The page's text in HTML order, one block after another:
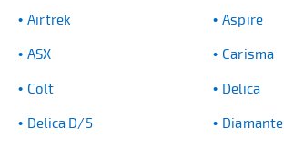
Airtrek Aspire
ASX Carisma
Colt Delica
Delica D/5 Diamante